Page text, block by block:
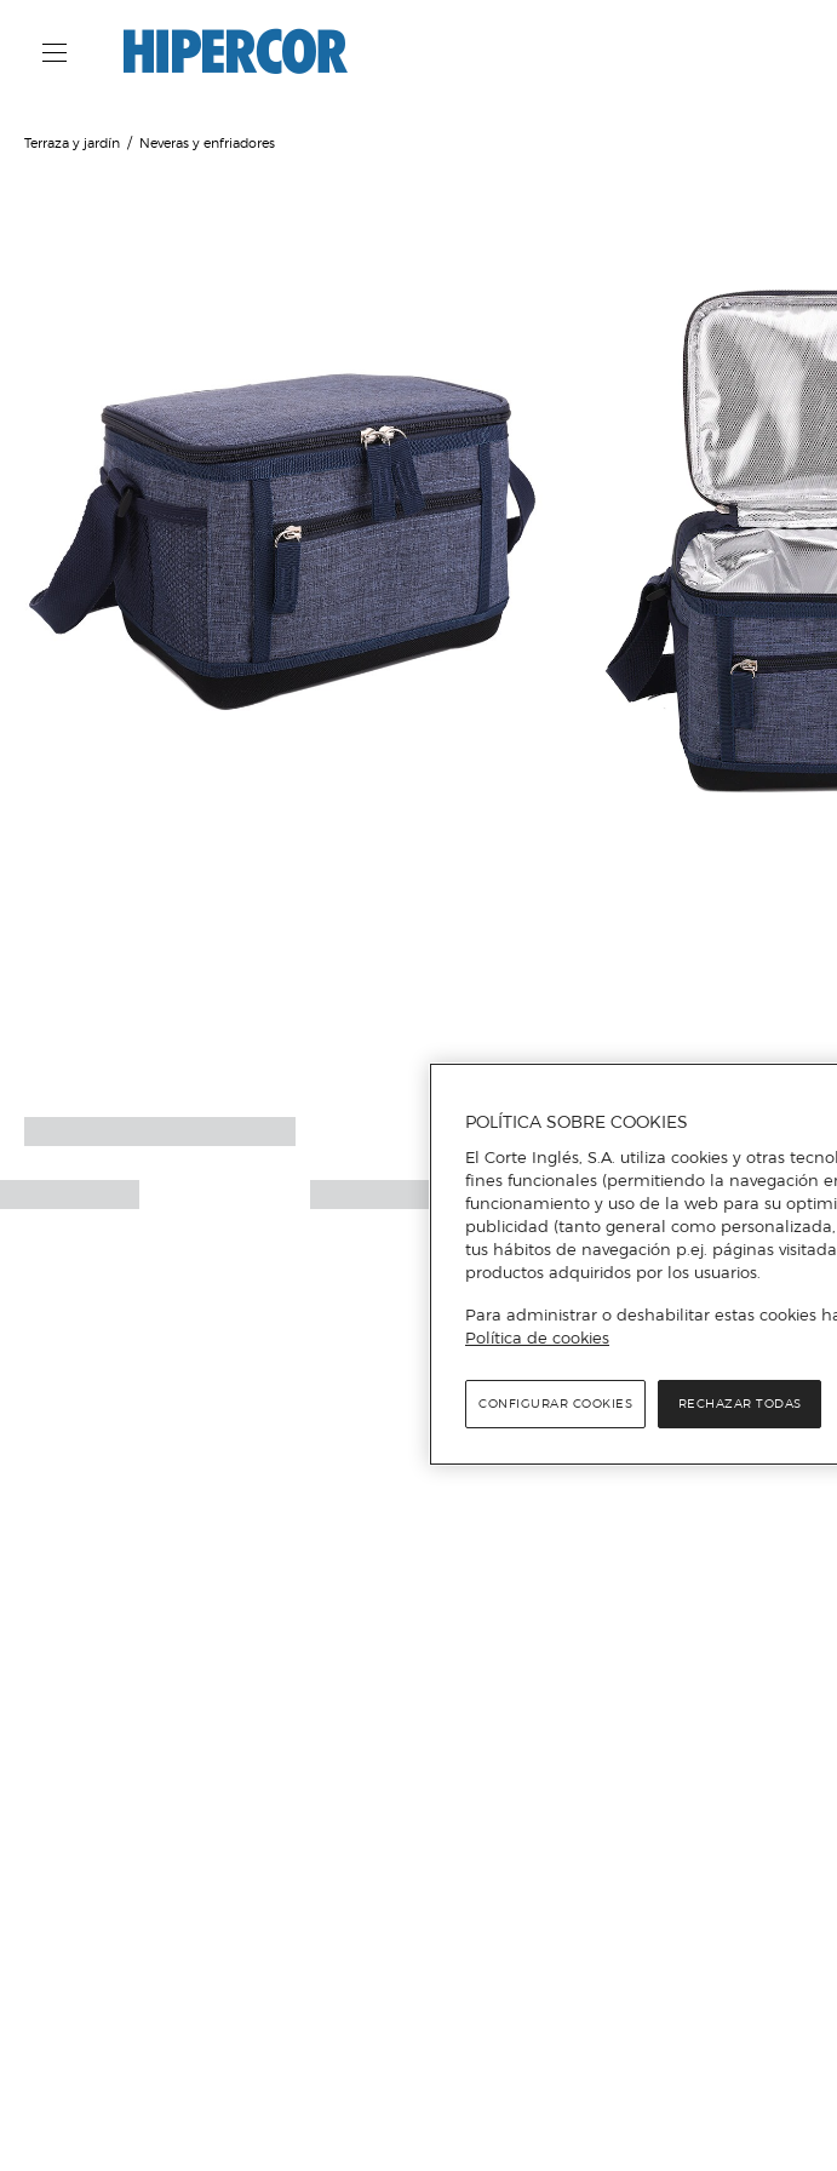
Terraza y jardín Neveras y enfriadores
POLÍTICA SOBRE COOKIES
El Corte Inglés, S.A. utiliza cookies y otras
fines funcionales (permitiendo la navegación
funcionamiento y uso de la web para su
publicidad (tanto general como
tus hábitos de navegación p.ej. páginas
productos adquiridos por los usuarios.
Para administrar o deshabilitar estas cookies
Política de cookies
RECHAZAR TODAS
CONFIGURAR COOKIES